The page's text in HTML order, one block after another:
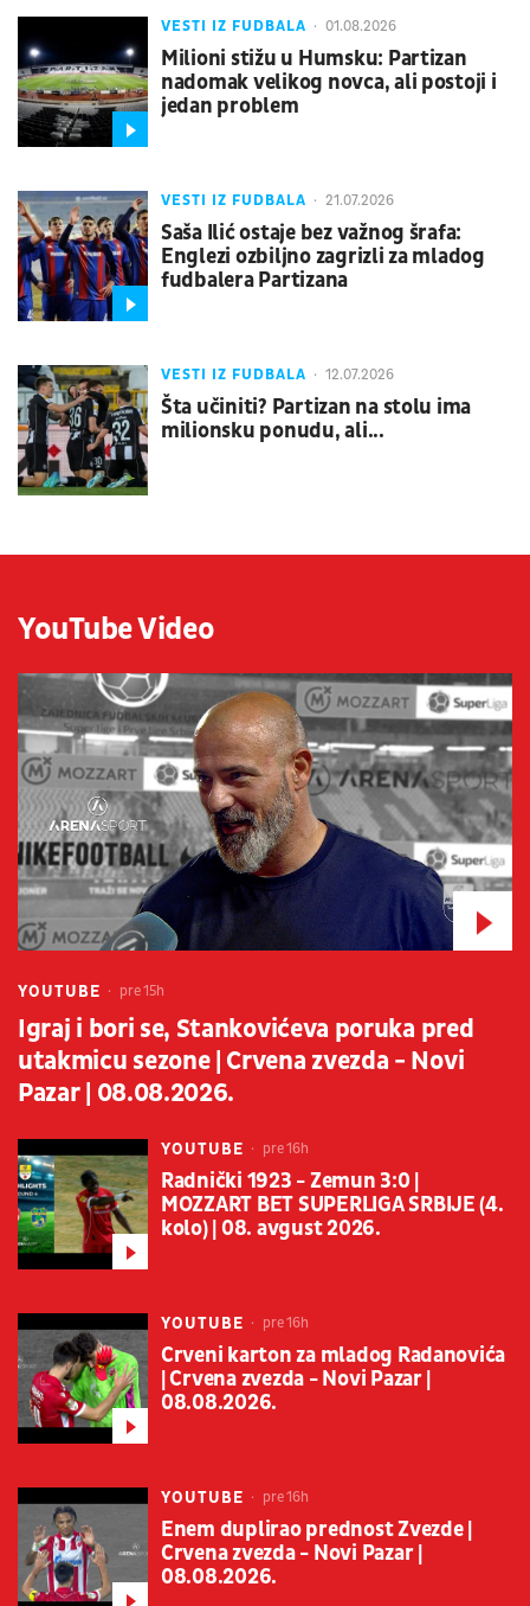
VESTI IZ FUDBALA 01.08.2026
Milioni stižu u Humsku: Partizan
nadomak velikog novca, ali postoji i
jedan problem
VESTI IZ FUDBALA 21.07.2026
Saša Ilić ostaje bez važnog šrafa:
Englezi ozbiljno zagrizli za mladog
fudbalera Partizana
VESTI IZ FUDBALA 12.07.2026
Šta učiniti? Partizan na stolu ima
milionsku ponudu, ali...
YouTube Video
YOUTUBE pre 15h
Igraj i bori se, Stankovićeva poruka pred
utakmicu sezone | Crvena zvezda - Novi
Pazar | 08.08.2026.
YOUTUBE pre 16h
Radnički 1923 - Zemun 3:0 |
MOZZART BET SUPERLIGA SRBIJE (4.
kolo) | 08. avgust 2026.
YOUTUBE pre 16h
Crveni karton za mladog Radanovića
| Crvena zvezda - Novi Pazar |
08.08.2026.
YOUTUBE pre 16h
Enem duplirao prednost Zvezde |
Crvena zvezda - Novi Pazar |
08.08.2026.